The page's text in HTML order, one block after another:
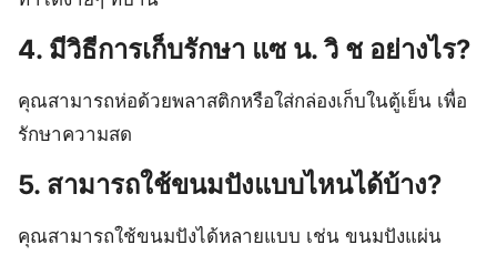
4. มีวิธีการเก็บรักษา แซ น. วิ ช อย่างไร?
คุณสามารถห่อด้วยพลาสติกหรือใส่กล่องเก็บในตู้เย็น เพื่อ
รักษาความสด
5. สามารถใช้ขนมปังแบบไหนได้บ้าง?
คุณสามารถใช้ขนมปังได้หลายแบบ เช่น ขนมปังแผ่น